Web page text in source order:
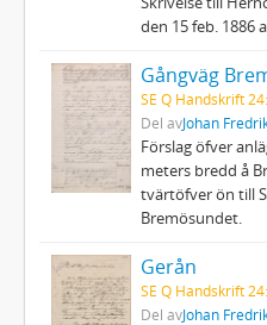
den 15 feb. 1886
SE Q Handskrift
Del avJohan
Förslag öfver
meters bredd å
tvärtöfver ön till
Bremösundet.
Gerån
SE Q Handskrift
Del avJohan